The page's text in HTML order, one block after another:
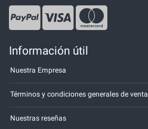
Información útil
Nuestra Empresa
Términos y condiciones generales de venta
Nuestras reseñas